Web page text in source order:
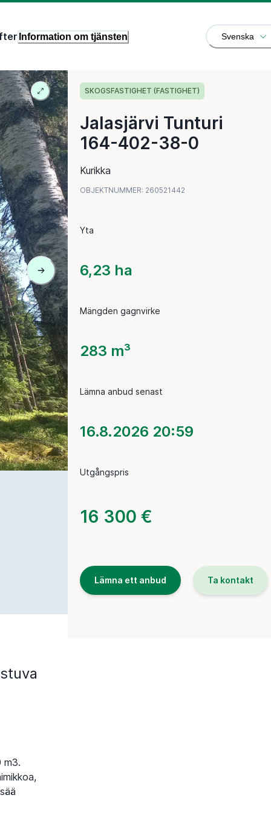
Information om tjänsten Svenska
SKOGSFASTIGHET (FASTIGHET)
Jalasjärvi Tunturi
164-402-38-0
Kurikka
OBJEKTNUMMER: 260521442
Yta
6,23 ha
Mängden gagnvirke
283 m³
Lämna anbud senast
16.8.2026 20:59
Utgångspris
16 300 €
Lämna ett anbud Ta kontakt
m3.